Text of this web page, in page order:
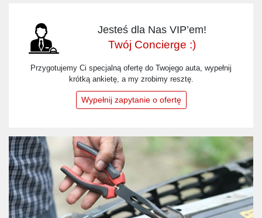
Jesteś dla Nas VIP’em!
Twój Concierge :)
Przygotujemy Ci specjalną ofertę do Twojego auta, wypełnij
krótką ankietę, a my zrobimy resztę.
Wypełnij zapytanie o ofertę